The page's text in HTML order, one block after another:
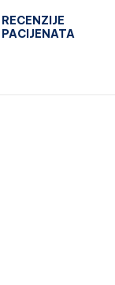
RECENZIJE
PACIJENATA